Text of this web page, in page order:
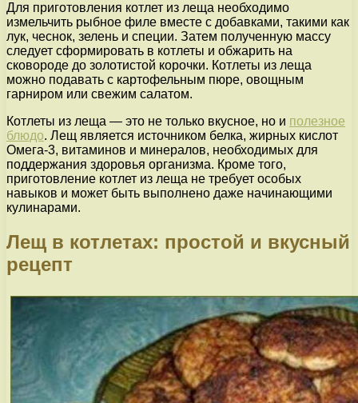
Для приготовления котлет из леща необходимо
измельчить рыбное филе вместе с добавками, такими как
лук, чеснок, зелень и специи. Затем полученную массу
следует сформировать в котлеты и обжарить на
сковороде до золотистой корочки. Котлеты из леща
можно подавать с картофельным пюре, овощным
гарниром или свежим салатом.
Котлеты из леща — это не только вкусное, но и полезное
блюдо. Лещ является источником белка, жирных кислот
Омега-3, витаминов и минералов, необходимых для
поддержания здоровья организма. Кроме того,
приготовление котлет из леща не требует особых
навыков и может быть выполнено даже начинающими
кулинарами.
Лещ в котлетах: простой и вкусный
рецепт